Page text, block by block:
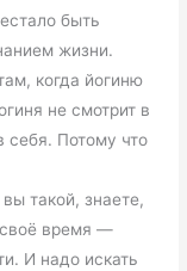
быть
жизни.
когда йогиню
не смотрит в
себя. Потому что
такой, знаете,
своё время —
И надо искать